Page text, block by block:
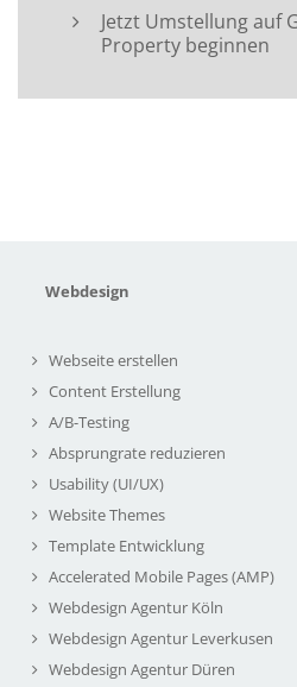
Jetzt Umstellung auf
Property beginnen
Webdesign
Webseite erstellen
Content Erstellung
A/B-Testing
Absprungrate reduzieren
Usability (UI/UX)
Website Themes
Template Entwicklung
Accelerated Mobile Pages (AMP)
Webdesign Agentur Köln
Webdesign Agentur Leverkusen
Webdesign Agentur Düren